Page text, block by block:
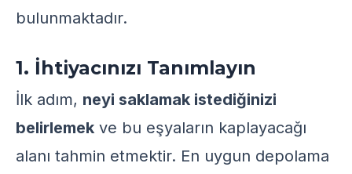
bulunmaktadır.
1. İhtiyacınızı Tanımlayın
İlk adım, neyi saklamak istediğinizi
belirlemek ve bu eşyaların kaplayacağı
alanı tahmin etmektir. En uygun depolama